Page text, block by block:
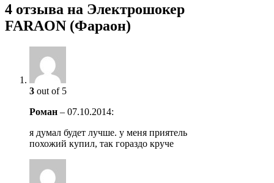
4 отзыва на Электрошокер
FARAON (Фараон)
3 out of 5
Роман – 07.10.2014:
я думал будет лучше. у меня приятель
похожий купил, так гораздо круче